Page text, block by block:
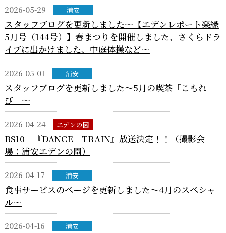
2026-05-29 浦安
スタッフブログを更新しました～【エデンレポート楽縁
5月号（144号）】春まつりを開催しました、さくらドラ
イブに出かけました、中庭体操など～
2026-05-01 浦安
スタッフブログを更新しました～5月の喫茶「こもれ
び」～
2026-04-24 エデンの園
BS10 『DANCE TRAIN』放送決定！！（撮影会
場：浦安エデンの園）
2026-04-17 浦安
食事サービスのページを更新しました～4月のスペシャ
ル～
2026-04-16 浦安